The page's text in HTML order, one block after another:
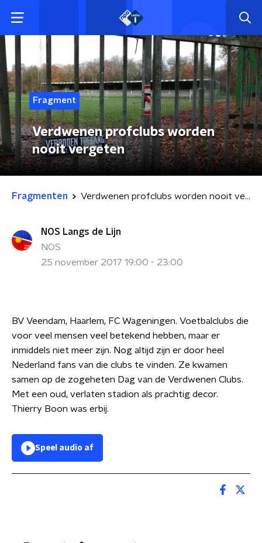
Fragment
Verdwenen profclubs worden
nooit vergeten
Fragmenten Verdwenen profclubs worden nooit vergeten
NOS Langs de Lijn
NOS
25 november 2017 19:00 - 23:00
BV Veendam, Haarlem, FC Wageningen. Voetbalclubs die
voor veel mensen veel betekend hebben, maar er
inmiddels niet meer zijn. Nog altijd zijn er door heel
Nederland fans van die clubs te vinden. Ze kwamen
samen op de zogeheten Dag van de Verdwenen Clubs.
Met een oud, verlaten stadion als prachtig decor.
Thierry Boon was erbij.
Speel audio af